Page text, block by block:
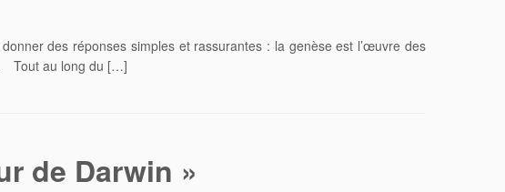
des réponses simples et rassurantes : la genèse est l’œuvre des
Tout au long du […]
de Darwin »